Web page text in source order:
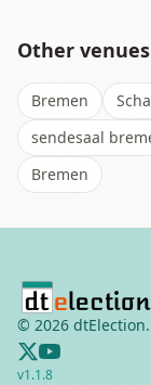
Other
Bremen
sendesaal
Bremen
© 2026
v1.1.8